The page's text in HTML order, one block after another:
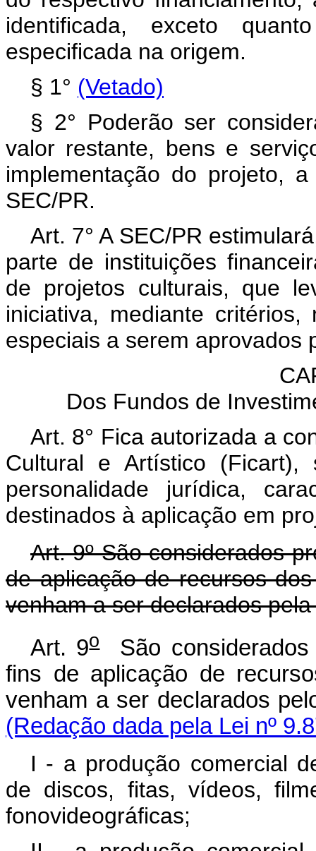
identificada, exceto
especificada na origem.
§ 1° (Vetado)
§ 2° Poderão ser
valor restante, bens e
implementação do projeto,
SEC/PR.
Art. 7° A SEC/PR
parte de instituições
de projetos culturais, que
iniciativa, mediante
especiais a serem aprovados
Dos Fundos de
Art. 8° Fica autorizada a
Cultural e Artístico
personalidade jurídica,
destinados à aplicação em
Art. 9º São considerados
de aplicação de recursos
venham a ser declarados
Art. 9oSão considerados
fins de aplicação de
venham a ser declarados
(Redação dada pela Lei nº
I - a produção comercial
de discos, fitas, vídeos,
fonovideográficas;